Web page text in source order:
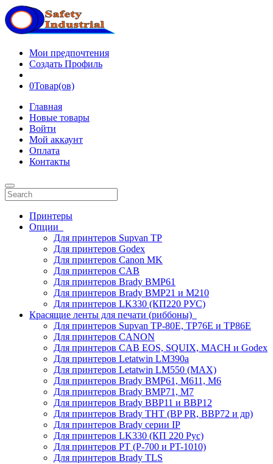
Мои предпочтения
Создать Профиль
0Товар(ов)
Главная
Новые товары
Войти
Мой аккаунт
Оплата
Контакты
Принтеры
Опции
Для принтеров Supvan TP
Для принтеров Godex
Для принтеров Canon MK
Для принтеров CAB
Для принтеров Brady BMP61
Для принтеров Brady BMP21 и M210
Для принтеров LK330 (КП220 РУС)
Красящие ленты для печати (риббоны)
Для принтеров Supvan TP-80E, TP76E и TP86E
Для принтеров CANON
Для принтеров CAB EOS, SQUIX, MACH и Godex
Для принтеров Letatwin LM390a
Для принтеров Letatwin LM550 (MAX)
Для принтеров Brady BMP61, M611, M6
Для принтеров Brady BMP71, M7
Для принтеров Brady BBP11 и BBP12
Для принтеров Brady THT (BP PR, BBP72 и др)
Для принтеров Brady серии IP
Для принтеров LK330 (КП 220 Рус)
Для принтеров PT (P-700 и PT-1010)
Для принтеров Brady TLS